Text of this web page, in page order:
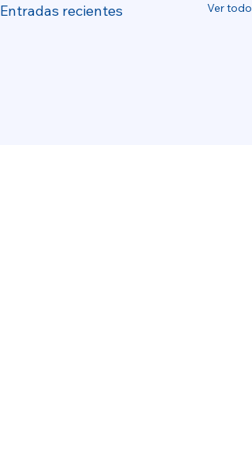
Entradas recientes Ver todo